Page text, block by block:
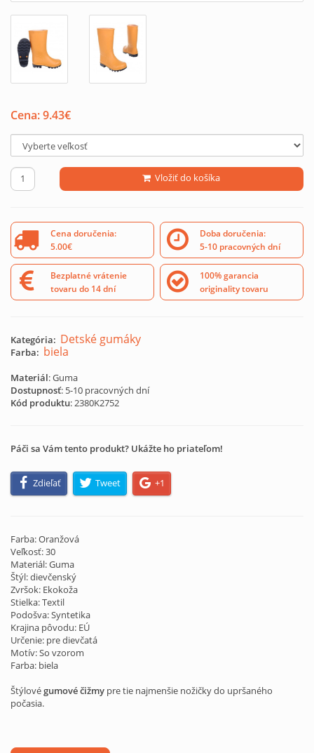
Cena:9.43€
Vložiť do košíka
Cena doručenia:
5.00€
Doba doručenia:
5-10 pracovných dní
Bezplatné vrátenie
tovaru do 14 dní
100% garancia
originality tovaru
Kategória: Detské gumáky
Farba: biela
Materiál: Guma
Dostupnosť: 5-10 pracovných dní
Kód produktu:2380K2752
Páči sa Vám tento produkt? Ukážte ho priateľom!
Zdieľať Tweet +1
Farba: Oranžová
Veľkosť: 30
Materiál: Guma
Štýl: dievčenský
Zvršok: Ekokoža
Stielka: Textil
Podošva: Syntetika
Krajina pôvodu: EÚ
Určenie: pre dievčatá
Motív: So vzorom
Farba: biela
Štýlovégumové čižmy pre tie najmenšie nožičky do upršaného
počasia.